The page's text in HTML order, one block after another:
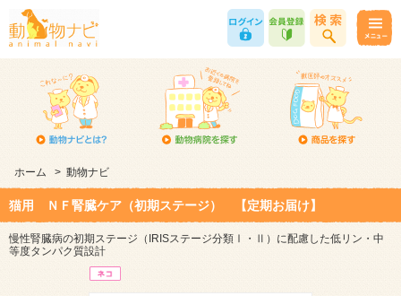
ホーム > 動物ナビ
猫用 ＮＦ腎臓ケア（初期ステージ） 【定期お届け】
慢性腎臓病の初期ステージ（IRISステージ分類Ⅰ・Ⅱ）に配慮した低リン・中
等度タンパク質設計